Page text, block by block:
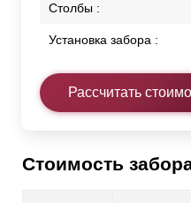
Столбы :
Установка забора :
Рассчитать
Стоимость